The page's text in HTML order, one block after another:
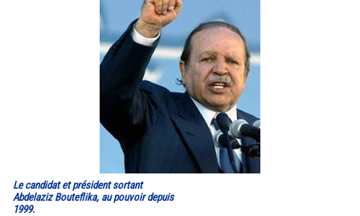
Le candidat et président sortant
Abdelaziz Bouteflika, au pouvoir depuis
1999.